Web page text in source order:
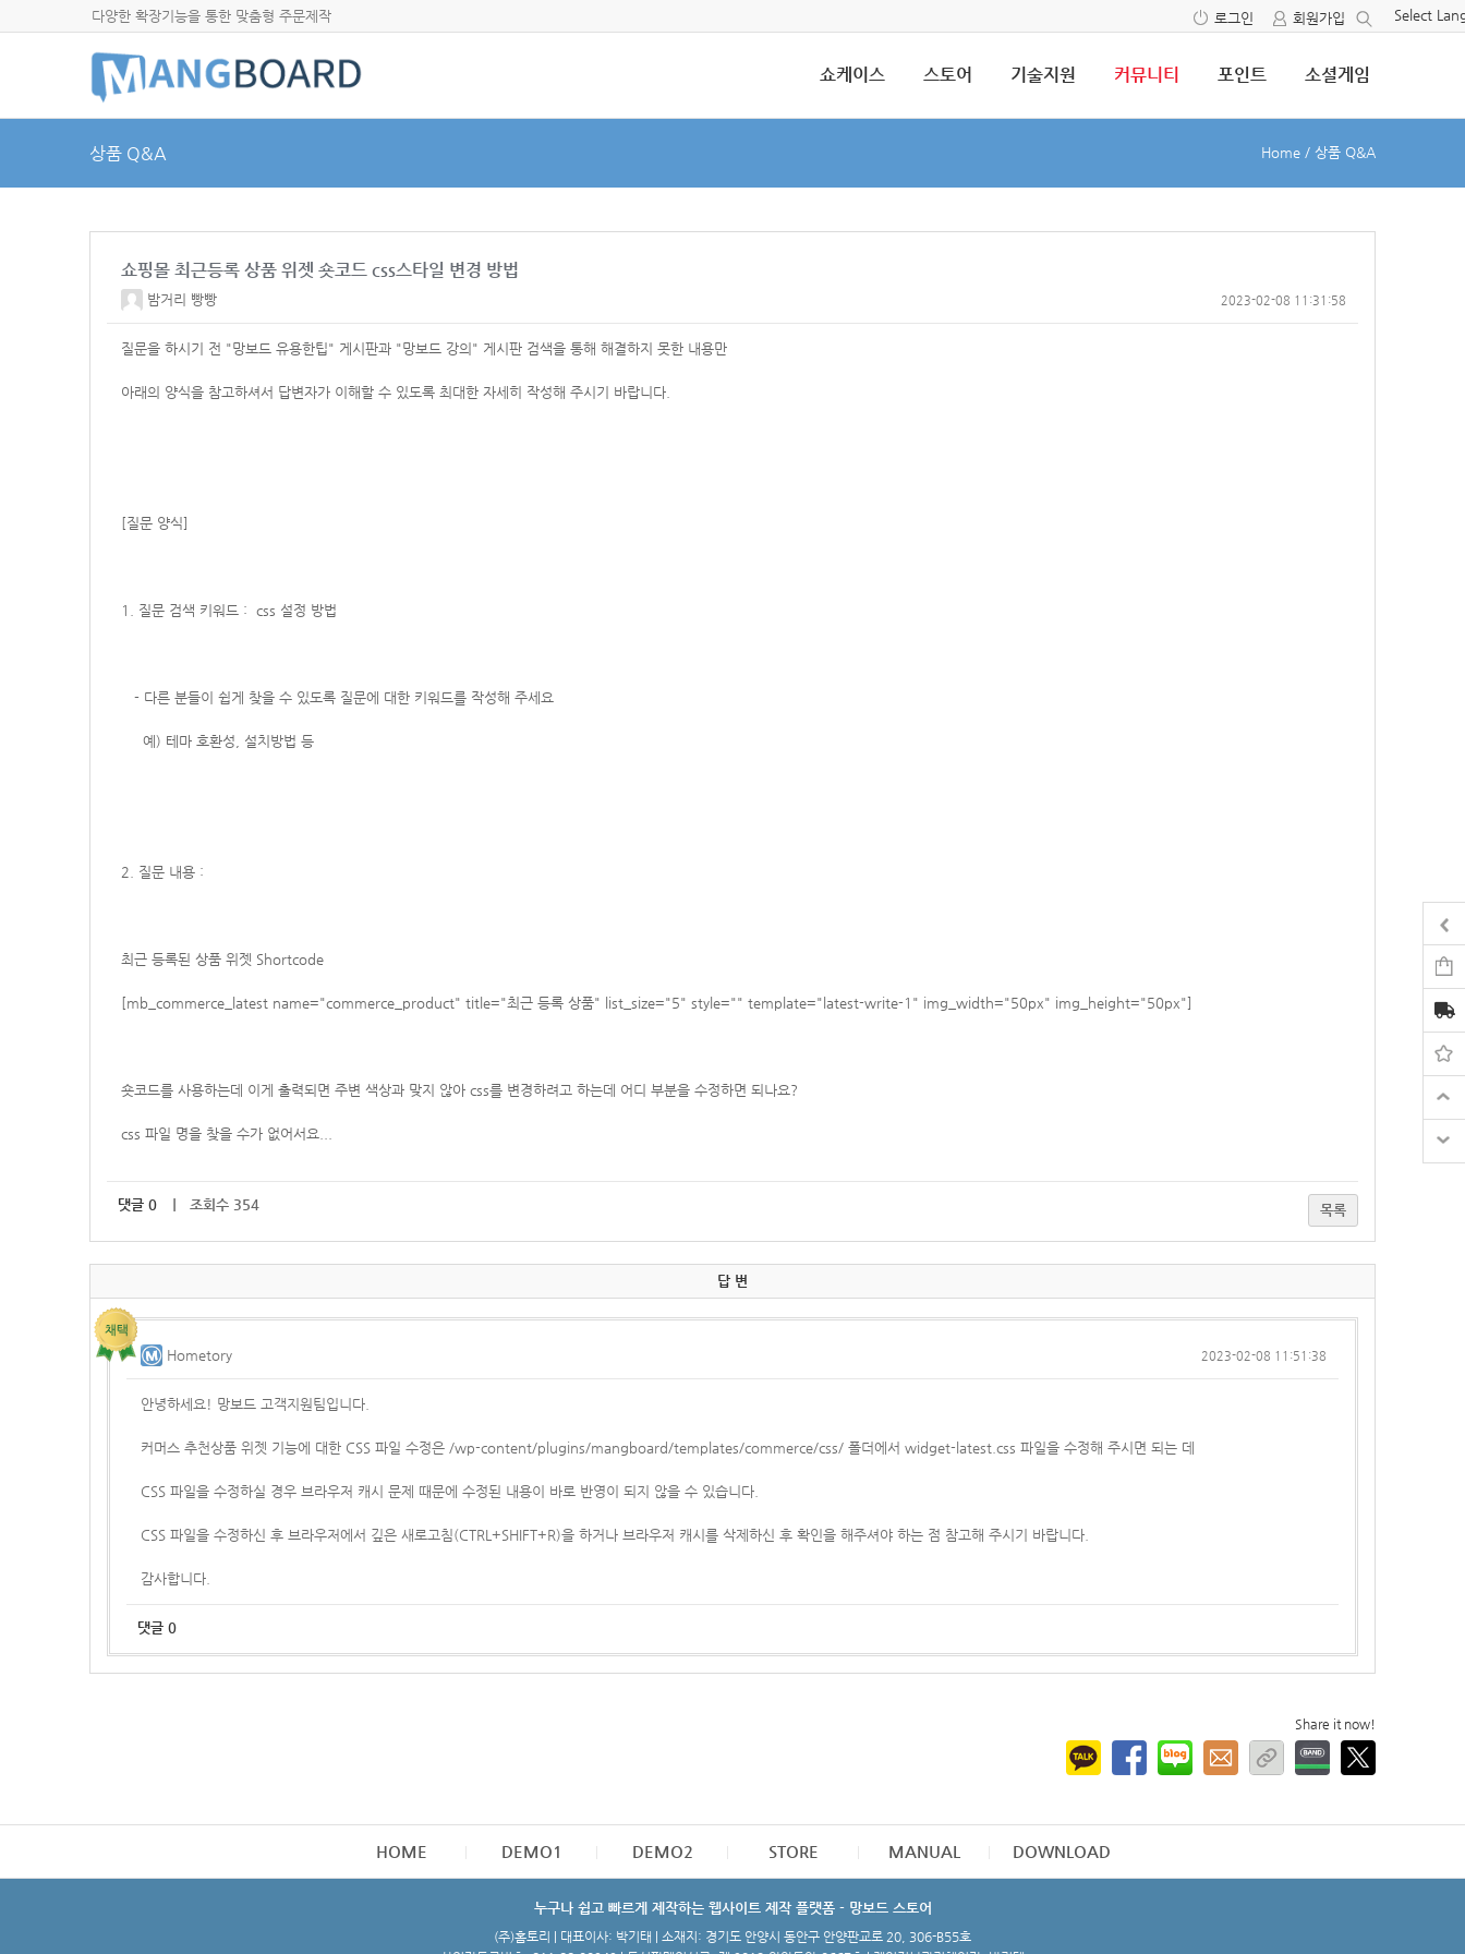
다양한 확장기능을 통한 맞춤형 주문제작 Select
로그인 회원가입
쇼케이스 스토어 기술지원 커뮤니티 포인트 소셜게임
상품 Q&A Home / 상품 Q&A
쇼핑몰 최근등록 상품 위젯 숏코드 css스타일 변경 방법
밤거리 빵빵 2023-02-08 11:31:58
질문을 하시기 전 "망보드 유용한팁" 게시판과 "망보드 강의" 게시판 검색을 통해 해결하지 못한 내용만
아래의 양식을 참고하셔서 답변자가 이해할 수 있도록 최대한 자세히 작성해 주시기 바랍니다.
[질문 양식]
1. 질문 검색 키워드 : css 설정 방법
- 다른 분들이 쉽게 찾을 수 있도록 질문에 대한 키워드를 작성해 주세요
예) 테마 호환성, 설치방법 등
2. 질문 내용 :
최근 등록된 상품 위젯 Shortcode
[mb_commerce_latest name="commerce_product" title="최근 등록 상품" list_size="5" style="" template="latest-write-1" img_width="50px" img_height="50px"]
숏코드를 사용하는데 이게 출력되면 주변 색상과 맞지 않아 css를 변경하려고 하는데 어디 부분을 수정하면 되나요?
css 파일 명을 찾을 수가 없어서요...
댓글 0 ｜ 조회수 354 목록
답 변
Hometory 2023-02-08 11:51:38
안녕하세요! 망보드 고객지원팀입니다.
커머스 추천상품 위젯 기능에 대한 CSS 파일 수정은 /wp-content/plugins/mangboard/templates/commerce/css/ 폴더에서 widget-latest.css 파일을 수정해 주시면 되는 데
CSS 파일을 수정하실 경우 브라우저 캐시 문제 때문에 수정된 내용이 바로 반영이 되지 않을 수 있습니다.
CSS 파일을 수정하신 후 브라우저에서 깊은 새로고침(CTRL+SHIFT+R)을 하거나 브라우저 캐시를 삭제하신 후 확인을 해주셔야 하는 점 참고해 주시기 바랍니다.
감사합니다.
댓글 0
Share it now!
HOME DEMO1 DEMO2 STORE MANUAL DOWNLOAD
누구나 쉽고 빠르게 제작하는 웹사이트 제작 플랫폼 - 망보드 스토어
(주)홈토리 | 대표이사: 박기태 | 소재지: 경기도 안양시 동안구 안양판교로 20, 306-B55호